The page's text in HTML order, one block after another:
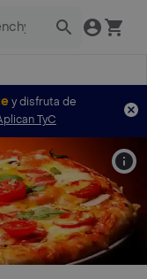
y disfruta de
TyC